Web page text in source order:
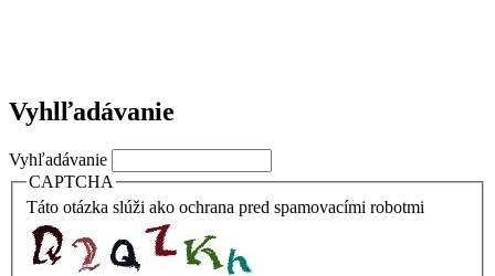
Vyhlľadávanie
Vyhľadávanie
CAPTCHA
Táto otázka slúži ako ochrana pred spamovacími robotmi